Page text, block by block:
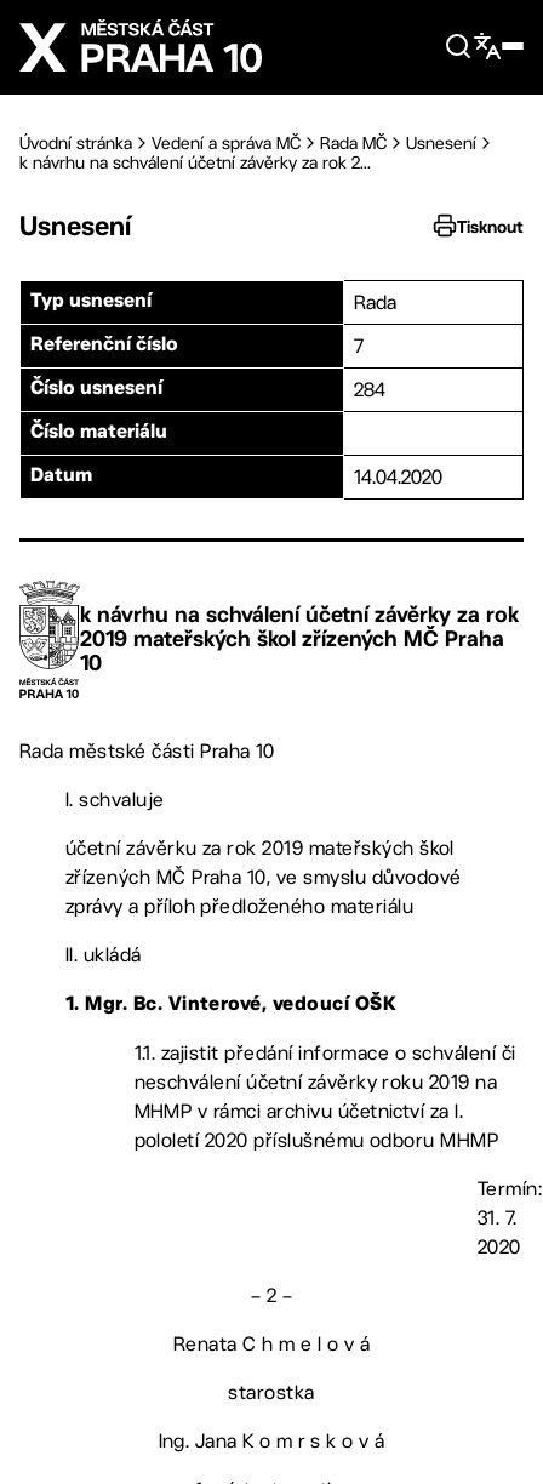
Přejít na hlavní obsah
Úvodní stránka Vedení a správa MČ Rada MČ
Usnesení
k návrhu na schválení účetní závěrky za rok 2...
Usnesení Tisknout
Typ usnesení Rada
Referenční číslo 7
Číslo usnesení 284
Číslo materiálu
Datum 14.04.2020
k návrhu na schválení účetní závěrky za rok
2019 mateřských škol zřízených MČ Praha
10
Rada městské části Praha 10
I. schvaluje
účetní závěrku za rok 2019 mateřských škol
zřízených MČ Praha 10, ve smyslu důvodové
zprávy a příloh předloženého materiálu
II. ukládá
1. Mgr. Bc. Vinterové, vedoucí OŠK
1.1. zajistit předání informace o schválení či
neschválení účetní závěrky roku 2019 na
MHMP v rámci archivu účetnictví za I.
pololetí 2020 příslušnému odboru MHMP
Termín:
31. 7.
2020
– 2 –
Renata C h m e l o v á
starostka
Ing. Jana K o m r s k o v á